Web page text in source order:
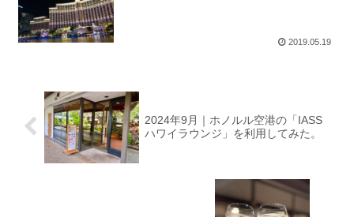
2019.05.19
2024年9月｜ホノルル空港の「IASS
ハワイラウンジ」を利用してみた。